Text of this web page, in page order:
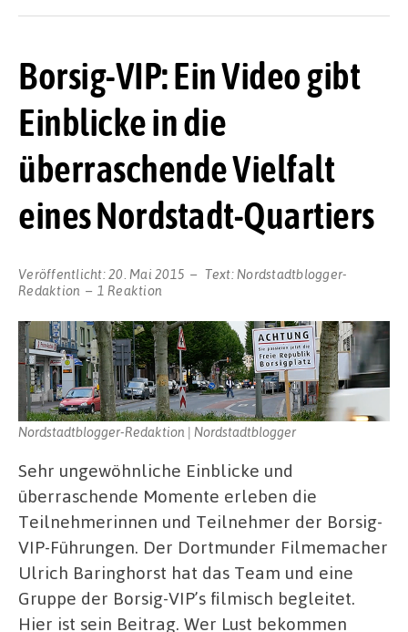
Borsig-VIP: Ein Video gibt
Einblicke in die
überraschende Vielfalt
eines Nordstadt-Quartiers
Veröffentlicht:20. Mai 2015 Text: Nordstadtblogger-
Redaktion
1 Reaktion
Nordstadtblogger-Redaktion | Nordstadtblogger
Sehr ungewöhnliche Einblicke und
überraschende Momente erleben die
Teilnehmerinnen und Teilnehmer der Borsig-
VIP-Führungen. Der Dortmunder Filmemacher
Ulrich Baringhorst hat das Team und eine
Gruppe der Borsig-VIP’s filmisch begleitet.
Hier ist sein Beitrag. Wer Lust bekommen